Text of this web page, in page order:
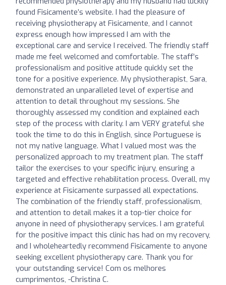
found Fisicamente’s website. I had the pleasure of
receiving physiotherapy at Fisicamente, and I cannot
express enough how impressed I am with the
exceptional care and service I received. The friendly staff
made me feel welcomed and comfortable. The staff’s
professionalism and positive attitude quickly set the
tone for a positive experience. My physiotherapist, Sara,
demonstrated an unparalleled level of expertise and
attention to detail throughout my sessions. She
thoroughly assessed my condition and explained each
step of the process with clarity. I am VERY grateful she
took the time to do this in English, since Portuguese is
not my native language. What I valued most was the
personalized approach to my treatment plan. The staff
tailor the exercises to your specific injury, ensuring a
targeted and effective rehabilitation process. Overall, my
experience at Fisicamente surpassed all expectations.
The combination of the friendly staff, professionalism,
and attention to detail makes it a top-tier choice for
anyone in need of physiotherapy services. I am grateful
for the positive impact this clinic has had on my recovery,
and I wholeheartedly recommend Fisicamente to anyone
seeking excellent physiotherapy care. Thank you for
your outstanding service! Com os melhores
cumprimentos, -Christina C.